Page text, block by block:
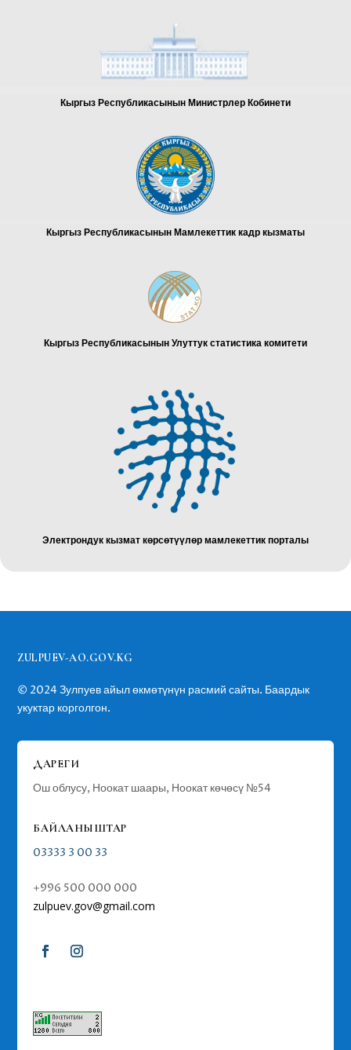
Кыргыз Республикасынын Министрлер Кобинети
Кыргыз Республикасынын Мамлекеттик кадр кызматы
Кыргыз Республикасынын Улуттук статистика комитети
Электрондук кызмат көрсөтүүлөр мамлекеттик порталы
ZULPUEV-AO.GOV.KG
© 2024Зулпуев айыл өкмөтүнүн расмий сайты. Баардык
укуктар корголгон.
ДАРЕГИ
Ош облусу, Ноокат шаары, Ноокат көчөсү №54
БАЙЛАНЫШТАР
03333 3 00 33
+996 500 000 000
zulpuev.gov@gmail.com